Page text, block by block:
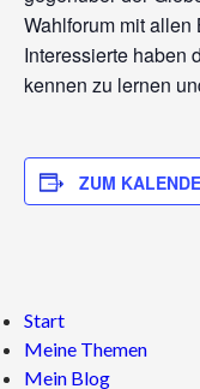
Wahlforum mit
Interessierte haben
kennen zu lernen
ZUM
Start
Meine Themen
Mein Blog